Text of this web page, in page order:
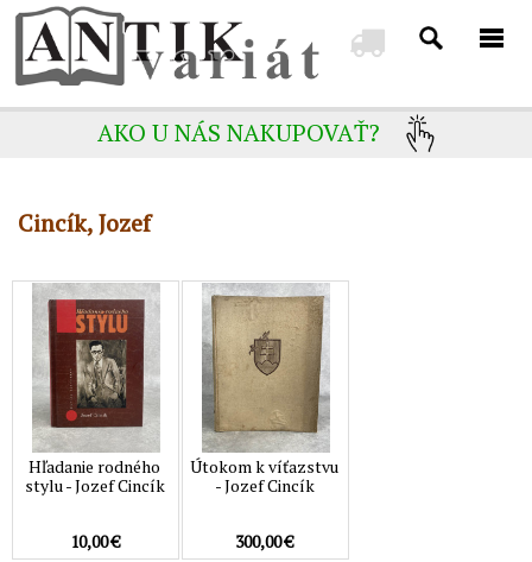
AKO U NÁS NAKUPOVAŤ?
Cincík, Jozef
Hľadanie rodného
stylu - Jozef Cincík
10,00 €
Útokom k víťazstvu
- Jozef Cincík
300,00 €